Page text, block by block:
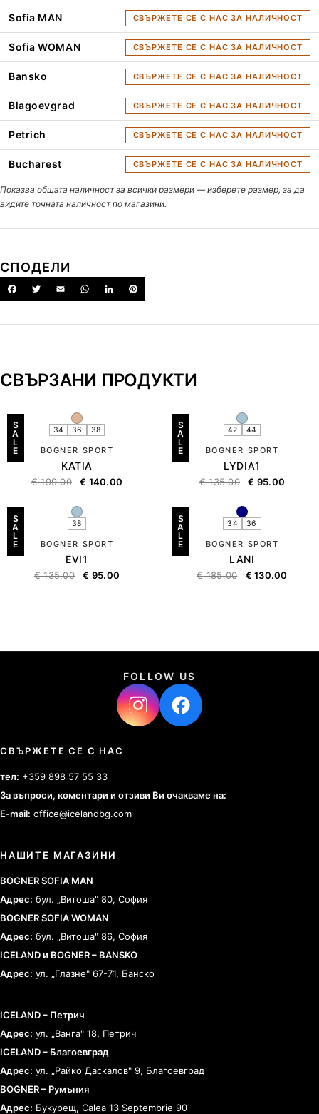
Sofia MAN СВЪРЖЕТЕ СЕ С НАС ЗА НАЛИЧНОСТ
Sofia WOMAN СВЪРЖЕТЕ СЕ С НАС ЗА НАЛИЧНОСТ
Bansko СВЪРЖЕТЕ СЕ С НАС ЗА НАЛИЧНОСТ
Blagoevgrad СВЪРЖЕТЕ СЕ С НАС ЗА НАЛИЧНОСТ
Petrich СВЪРЖЕТЕ СЕ С НАС ЗА НАЛИЧНОСТ
Bucharest СВЪРЖЕТЕ СЕ С НАС ЗА НАЛИЧНОСТ
Показва общата наличност за всички размери — изберете размер, за да
видите точната наличност по магазини.
СПОДЕЛИ
СВЪРЗАНИ ПРОДУКТИ
S
A
L
E
34 36 38
BOGNER SPORT
KATIA
€199.00 € 140.00
S
A
L
E
42 44
BOGNER SPORT
LYDIA1
€135.00 € 95.00
S
A
L
E
38
BOGNER SPORT
EVI1
€135.00 € 95.00
S
A
L
E
34 36
BOGNER SPORT
LANI
€185.00 € 130.00
FOLLOW US
СВЪРЖЕТЕ СЕ С НАС
тел: +359 898 57 55 33
За въпроси, коментари и отзиви Ви очакваме на:
E-mail: office@icelandbg.com
НАШИТЕ МАГАЗИНИ
BOGNER SOFIA MAN
Адрес: бул. „Витоша" 80, София
BOGNER SOFIA WOMAN
Адрес: бул. „Витоша" 86, София
ICELAND и BOGNER – BANSKO
Адрес: ул. „Глазне" 67-71, Банско
ICELAND – Петрич
Адрес: ул. „Ванга" 18, Петрич
ICELAND – Благоевград
Адрес: ул. „Райко Даскалов" 9, Благоевград
BOGNER – Румъния
Адрес: Букурещ, Calea 13 Septembrie 90